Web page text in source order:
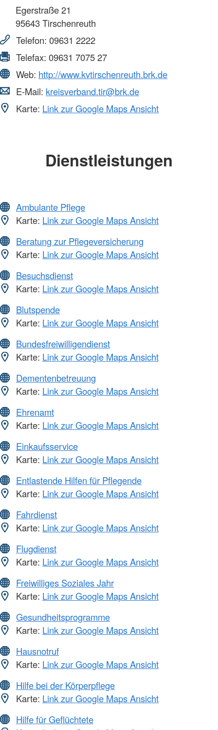
Egerstraße 21
95643Tirschenreuth
Telefon: 09631 2222
Telefax: 09631 7075 27
Web: http://www.kvtirschenreuth.brk.de
E-Mail: kreisverband.tir@brk.de
Karte: Link zur Google Maps Ansicht
Dienstleistungen
Ambulante Pflege
Karte: Link zur Google Maps Ansicht
Beratung zur Pflegeversicherung
Karte: Link zur Google Maps Ansicht
Besuchsdienst
Karte: Link zur Google Maps Ansicht
Blutspende
Karte: Link zur Google Maps Ansicht
Bundesfreiwilligendienst
Karte: Link zur Google Maps Ansicht
Dementenbetreuung
Karte: Link zur Google Maps Ansicht
Ehrenamt
Karte: Link zur Google Maps Ansicht
Einkaufsservice
Karte: Link zur Google Maps Ansicht
Entlastende Hilfen für Pflegende
Karte: Link zur Google Maps Ansicht
Fahrdienst
Karte: Link zur Google Maps Ansicht
Flugdienst
Karte: Link zur Google Maps Ansicht
Freiwilliges Soziales Jahr
Karte: Link zur Google Maps Ansicht
Gesundheitsprogramme
Karte: Link zur Google Maps Ansicht
Hausnotruf
Karte: Link zur Google Maps Ansicht
Hilfe bei der Körperpflege
Karte: Link zur Google Maps Ansicht
Hilfe für Geflüchtete